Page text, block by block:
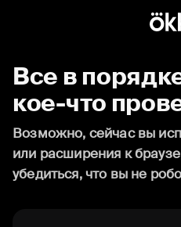
Все в
кое-что
Возможно, сейчас вы
или расширения к
убедиться, что вы не